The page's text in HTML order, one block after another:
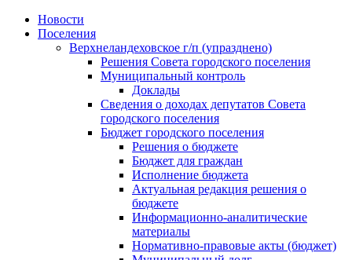
Skip
Новости
Поселения
Верхнеландеховское г/п (упразднено)
Решения Совета городского поселения
Муниципальный контроль
Доклады
Сведения о доходах депутатов Совета
городского поселения
Бюджет городского поселения
Решения о бюджете
Бюджет для граждан
Исполнение бюджета
Актуальная редакция решения о
бюджете
Информационно-аналитические
материалы
Нормативно-правовые акты (бюджет)